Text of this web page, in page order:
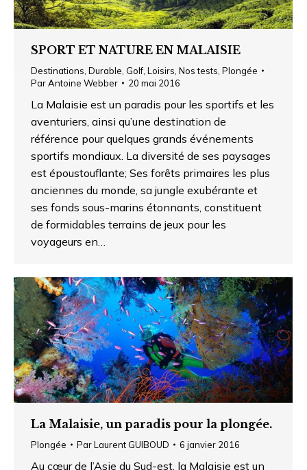
SPORT ET NATURE EN MALAISIE
Destinations Durable Golf Loisirs Nos tests Plongée
ParAntoine Webber 20 mai 2016
La Malaisie est un paradis pour les sportifs et les
aventuriers, ainsi qu’une destination de
référence pour quelques grands événements
sportifs mondiaux. La diversité de ses paysages
est époustouflante; Ses forêts primaires les plus
anciennes du monde, sa jungle exubérante et
ses fonds sous-marins étonnants, constituent
de formidables terrains de jeux pour les
voyageurs en…
La Malaisie, un paradis pour la plongée.
Plongée ParLaurent GUIBOUD 6 janvier 2016
Au cœur de l’Asie du Sud-est, la Malaisie est un